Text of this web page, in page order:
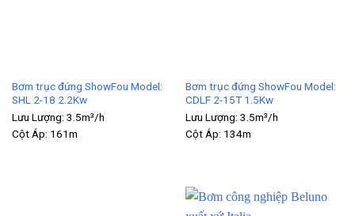
Bơm trục đứng ShowFou Model:
SHL 2-18 2.2Kw
Lưu Lượng: 3.5m³/h
Cột Áp: 161m
Bơm trục đứng ShowFou Model:
CDLF 2-15T 1.5Kw
Lưu Lượng: 3.5m³/h
Cột Áp: 134m